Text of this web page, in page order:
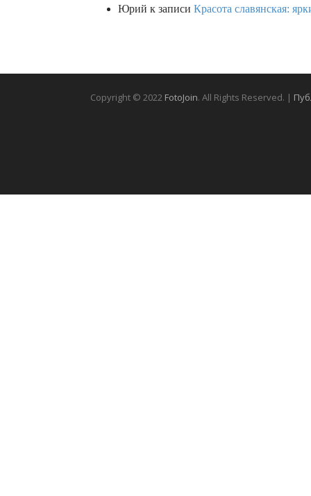
Юрий к записи Красота славянская:
Copyright © 2022 FotoJoin. All Rights Reserved. |